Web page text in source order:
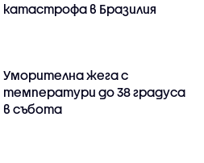
катастрофа в Бразилия
Уморителна жега с
температури до 38 градуса
в събота